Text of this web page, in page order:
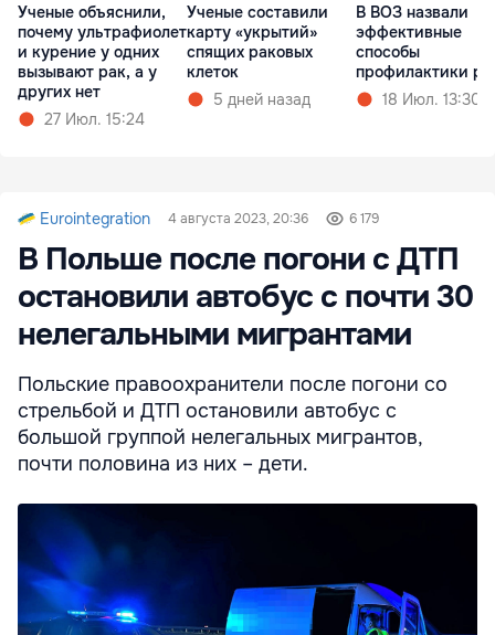
Ученые объяснили,
почему ультрафиолет
и курение у одних
вызывают рак, а у
других нет
27 Июл. 15:24
Ученые составили
карту «укрытий»
спящих раковых
клеток
5 дней назад
В ВОЗ назвали
эффективные
способы
профилактики
18 Июл. 13:30
Eurointegration 4 августа 2023, 20:36 6 179
В Польше после погони с ДТП
остановили автобус с почти 30
нелегальными мигрантами
Польские правоохранители после погони со
стрельбой и ДТП остановили автобус с
большой группой нелегальных мигрантов,
почти половина из них – дети.